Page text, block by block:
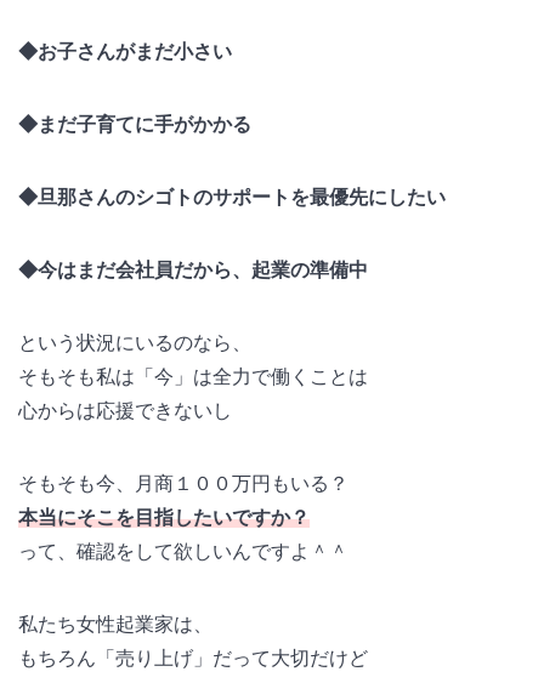
◆お子さんがまだ小さい
◆まだ子育てに手がかかる
◆旦那さんのシゴトのサポートを最優先にしたい
◆今はまだ会社員だから、起業の準備中
という状況にいるのなら、
そもそも私は「今」は全力で働くことは
心からは応援できないし
そもそも今、月商１００万円もいる？
本当にそこを目指したいですか？
って、確認をして欲しいんですよ＾＾
私たち女性起業家は、
もちろん「売り上げ」だって大切だけど